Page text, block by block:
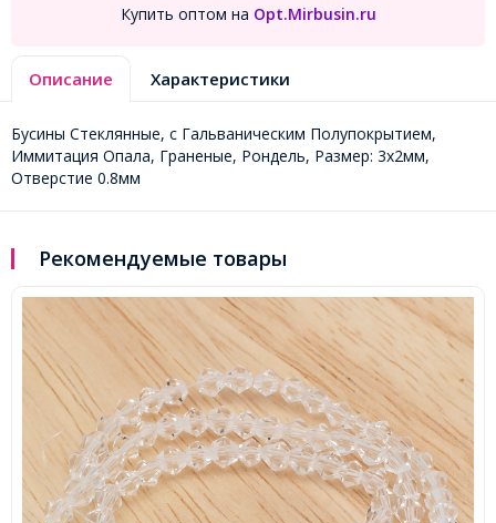
Купить оптом на Opt.Mirbusin.ru
Описание Характеристики
Бусины Стеклянные, с Гальваническим Полупокрытием,
Иммитация Опала, Граненые, Рондель, Размер: 3х2мм,
Отверстие 0.8мм
Рекомендуемые товары